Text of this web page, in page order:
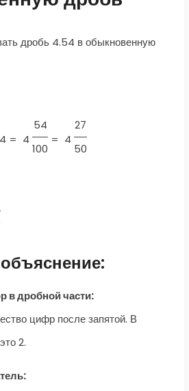
дробь 4.54 в обыкновенную
= 4
54
100
= 4
27
50
в дробной части:
цифр после запятой. В
2.